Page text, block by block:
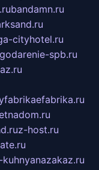
bandamn.ru
cityhotel.ru
spb.ru
z-host.ru